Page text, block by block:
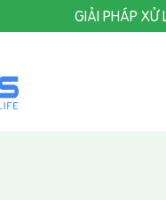
GIẢI PHÁP XỬ